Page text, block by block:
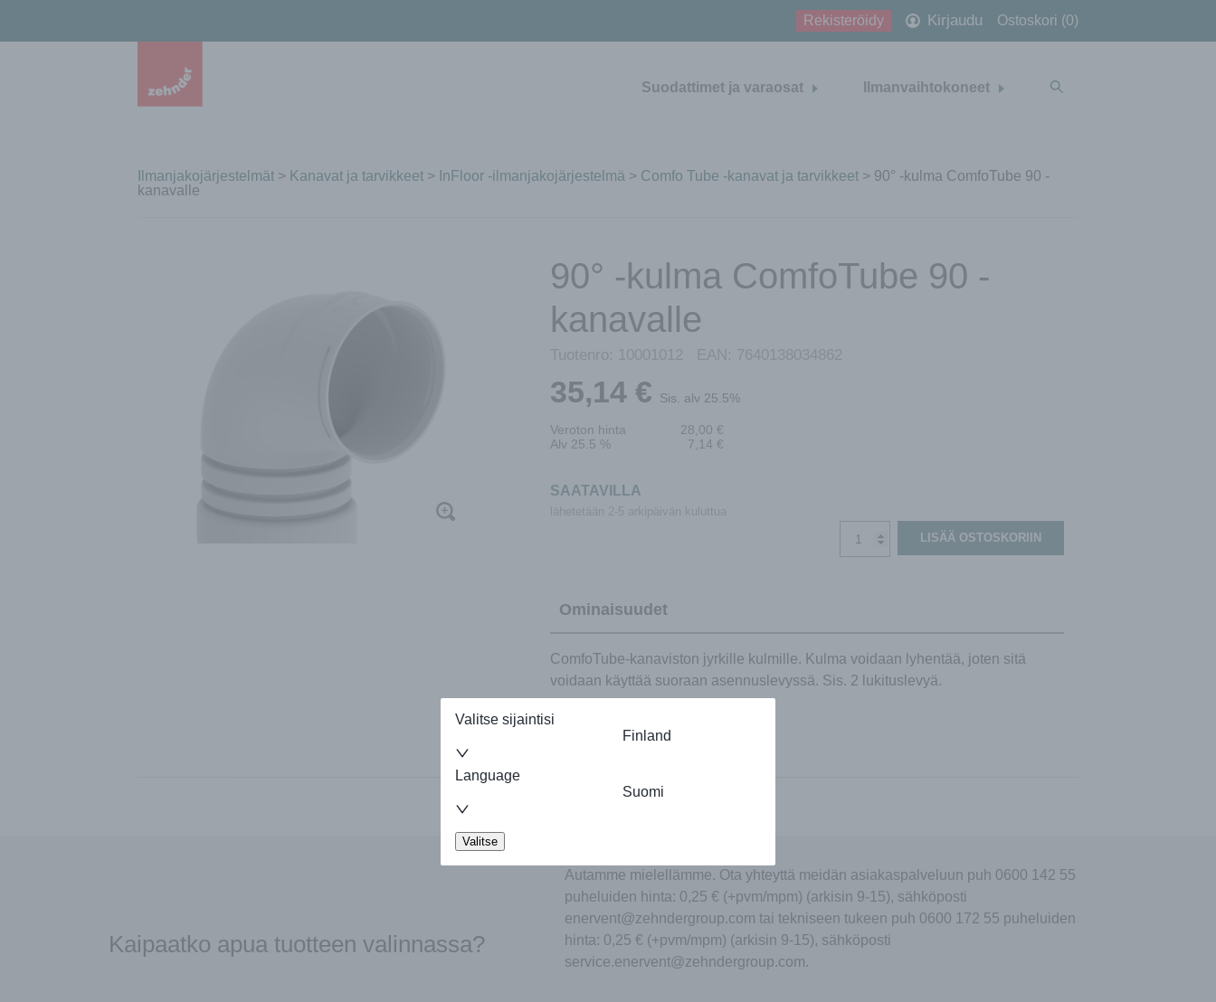
Suodattimet ja varaosat Ilmanvaihtokoneet
Valitse sijaintisi
Finland
Language
Suomi
Valitse
Rekisteröidy Kirjaudu Ostoskori (0)
Ilmanjakojärjestelmät > Kanavat ja tarvikkeet > InFloor -ilmanjakojärjestelmä > Comfo Tube -kanavat ja tarvikkeet > 90° -kulma ComfoTube 90 -
kanavalle
90° -kulma ComfoTube 90 -
kanavalle
Tuotenro: 10001012 EAN: 7640138034862
35,14 € Sis. alv 25.5%
Veroton hinta 28,00 €
Alv 25.5 %
7,14 €
SAATAVILLA
lähetetään 2-5 arkipäivän kuluttua
määrä
LISÄÄ OSTOSKORIIN
Ominaisuudet
ComfoTube-kanaviston jyrkille kulmille. Kulma voidaan lyhentää, joten sitä
voidaan käyttää suoraan asennuslevyssä. Sis. 2 lukituslevyä.
Kaipaatko apua tuotteen valinnassa?
Autamme mielellämme. Ota yhteyttä meidän asiakaspalveluun puh 0600 142 55
puheluiden hinta: 0,25 € (+pvm/mpm) (arkisin 9-15), sähköposti
enervent@zehndergroup.com tai tekniseen tukeen puh 0600 172 55 puheluiden
hinta: 0,25 € (+pvm/mpm) (arkisin 9-15), sähköposti
service.enervent@zehndergroup.com.